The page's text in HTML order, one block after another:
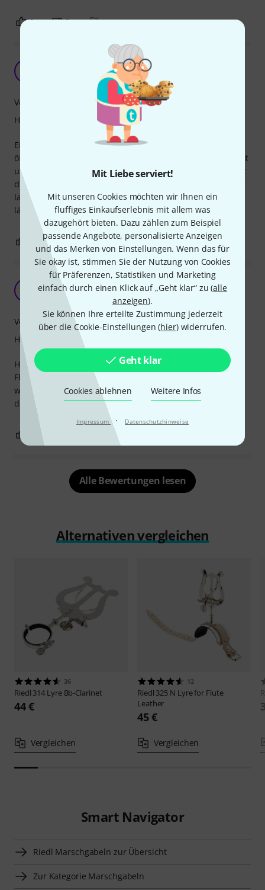
Mit Liebe serviert!
Mit unseren Cookies möchten wir Ihnen ein
fluffiges Einkaufserlebnis mit allem was
dazugehört bieten. Dazu zählen zum Beispiel
passende Angebote, personalisierte Anzeigen
und das Merken von Einstellungen. Wenn das für
Sie okay ist, stimmen Sie der Nutzung von Cookies
für Präferenzen, Statistiken und Marketing
einfach durch einen Klick auf „Geht klar“ zu (alle
anzeigen).
Sie können Ihre erteilte Zustimmung jederzeit
über die Cookie-Einstellungen (hier) widerrufen.
Geht klar
Cookies ablehnen Weitere Infos
Impressum · Datenschutzhinweise
0 0 BEWERTUNG MELDEN
Marschgabel für Flöte
Saxoman 06.10.2012
Ein Zübehör was jeder Musiker für den ein oder anderen
öffentlichen Auftritt braucht. Die Marschgabel lässt sich gut
und einfach am Arm fixieren. Durch den Klettverschluss ist
dieses auch alleine sehr gut zu erledigen. Die Notenblätter
lassen sich gut klammern und verrutschen auch bei einem
längeren Marsch nicht.
Verarbeitung
Handling
0 BEWERTUNG MELDEN
Gutes Handling!
Anonym 07.11.2015
Habe 2 Marschgabeln zur Auswahl bestellt, da das für
Flötisten ja etwas schwieriger ist......
wir haben uns für diese hier entschieden. Die andere mit
der Armschale war sehr viel schwerer.
Verarbeitung
Handling
BEWERTUNG MELDEN
Alle Bewertungen lesen
Alternativen vergleichen
36
Riedl 314 Lyre Bb-Clarinet
44 €
Vergleichen
12
Riedl 325 N Lyre for Flute
Leather
45 €
Vergleichen
Smart Navigator
Riedl Marschgabeln zur Übersicht
Zur Kategorie Marschgabeln